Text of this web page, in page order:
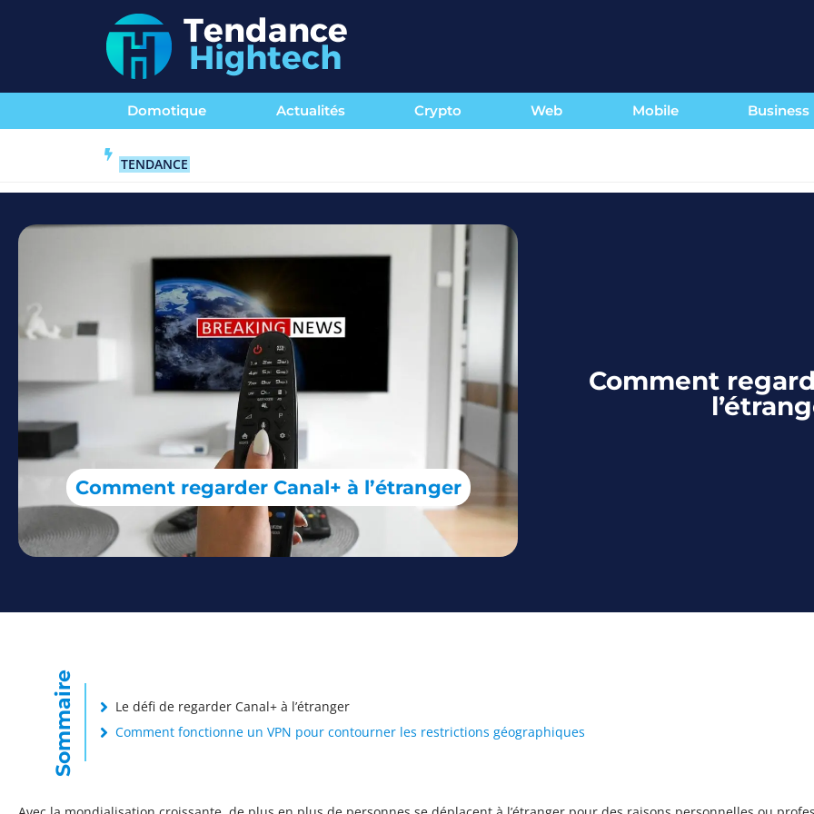
Domotique Actualités Crypto Web Mobile Business
TENDANCE
Comment regarder Canal+ à l’étranger
Comment
Sommaire
Le défi de regarder Canal+ à l’étranger
Comment fonctionne un VPN pour contourner les restrictions géographiques